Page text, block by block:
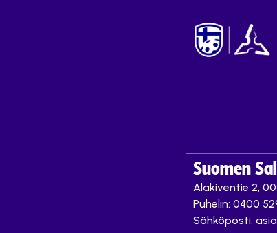
Suomen
Alakiventie 2,
Puhelin: 0400
Sähköposti: